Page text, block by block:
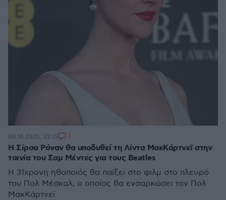
H Σίρσα Ρόναν θα υποδυθεί τη Λίντα ΜακΚάρτνεϊ στην
ταινία του Σαμ Μέντες για τους Beatles
H 31χρονη ηθοποιός θα παίξει στο φιλμ στο πλευρό
του Πολ Μέσκαλ, ο οποίος θα ενσαρκώσει τον Πολ
ΜακΚάρτνεϊ
08.10.2025, 22:15 1